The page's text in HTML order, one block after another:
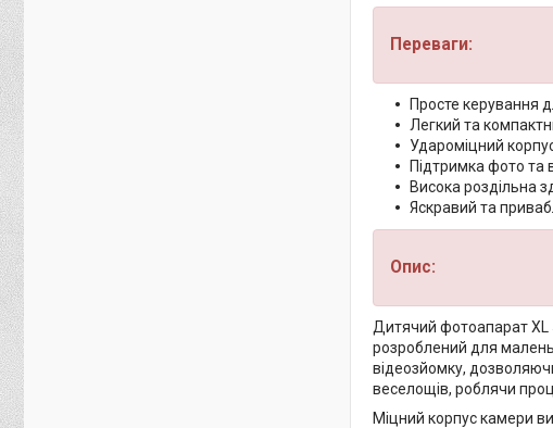
Переваги:
Просте керування
Легкий та
Удароміцний
Підтримка фото та
Висока роздільна
Яскравий та
Опис:
Дитячий фотоапарат XL
розроблений для
відеозйомку,
веселощів, роблячи
Міцний корпус камери